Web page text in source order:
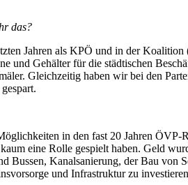
das?
Jahren als KPÖ und in der
und Gehälter für die städtischen
Gleichzeitig haben wir bei den
in den fast 20 Jahren
eine Rolle gespielt haben. Geld
Bussen, Kanalsanierung, der Bau von
und Infrastruktur zu